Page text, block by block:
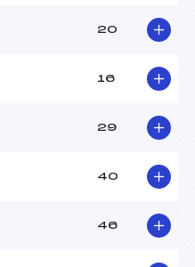
20
16
29
40
46